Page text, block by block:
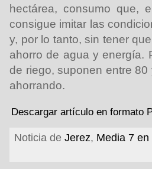
hectárea, consumo que,
consigue imitar las
y, por lo tanto, sin tener
ahorro de agua y energía.
de riego, suponen entre
ahorrando.
Descargar artículo en formato
Noticia de Jerez, Media 7